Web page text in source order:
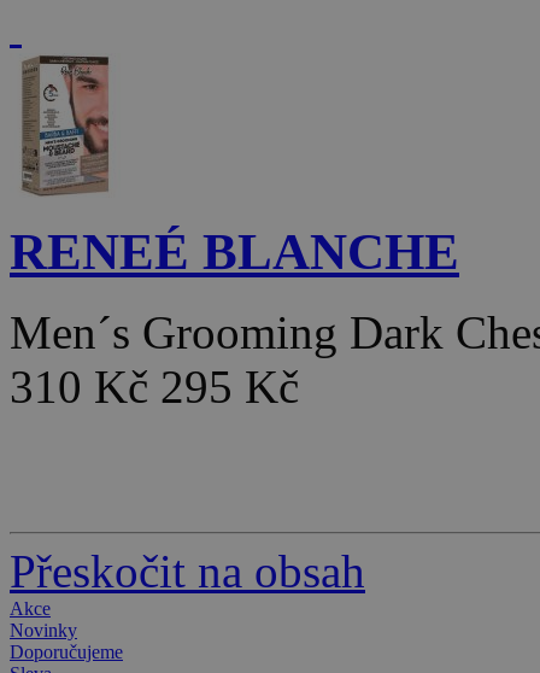
RENEÉ BLANCHE
Men´s Grooming Dark
310 Kč 295 Kč
Přeskočit na obsah
Akce
Novinky
Doporučujeme